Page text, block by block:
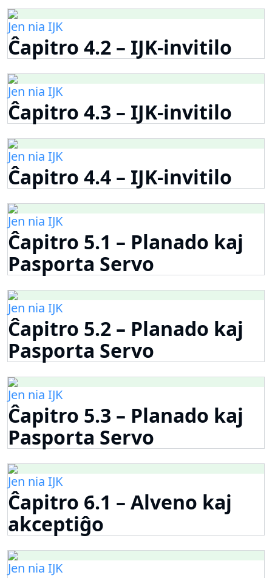
Jen nia IJK
Ĉapitro 4.2 – IJK-invitilo
Jen nia IJK
Ĉapitro 4.3 – IJK-invitilo
Jen nia IJK
Ĉapitro 4.4 – IJK-invitilo
Jen nia IJK
Ĉapitro 5.1 – Planado kaj
Pasporta Servo
Jen nia IJK
Ĉapitro 5.2 – Planado kaj
Pasporta Servo
Jen nia IJK
Ĉapitro 5.3 – Planado kaj
Pasporta Servo
Jen nia IJK
Ĉapitro 6.1 – Alveno kaj
akceptiĝo
Jen nia IJK